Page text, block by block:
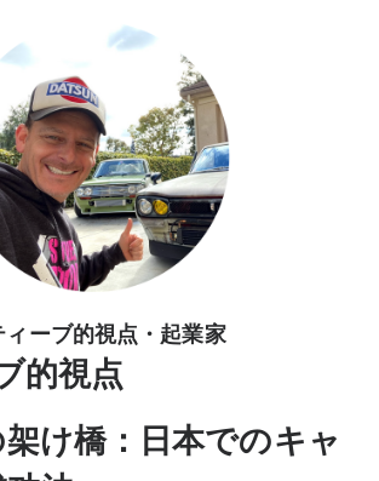
ーブ的視点・起業家
的視点
け橋：日本でのキャ